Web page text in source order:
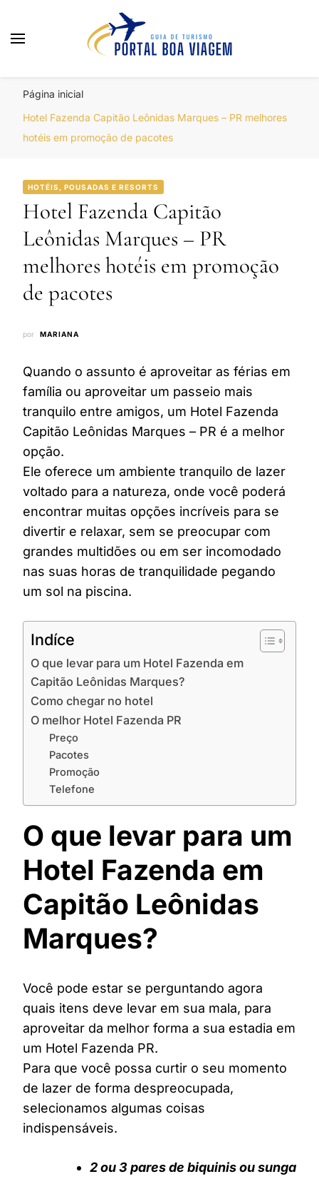
Página inicial
Hotel Fazenda Capitão Leônidas Marques – PR melhores
hotéis em promoção de pacotes
HOTÉIS, POUSADAS E RESORTS
Hotel Fazenda Capitão
Leônidas Marques – PR
melhores hotéis em promoção
de pacotes
por MARIANA
Quando o assunto é aproveitar as férias em
família ou aproveitar um passeio mais
tranquilo entre amigos, um Hotel Fazenda
Capitão Leônidas Marques – PR é a melhor
opção.
Ele oferece um ambiente tranquilo de lazer
voltado para a natureza, onde você poderá
encontrar muitas opções incríveis para se
divertir e relaxar, sem se preocupar com
grandes multidões ou em ser incomodado
nas suas horas de tranquilidade pegando
um sol na piscina.
Indíce
O que levar para um Hotel Fazenda em
Capitão Leônidas Marques?
Como chegar no hotel
O melhor Hotel Fazenda PR
Preço
Pacotes
Promoção
Telefone
O que levar para um
Hotel Fazenda em
Capitão Leônidas
Marques?
Você pode estar se perguntando agora
quais itens deve levar em sua mala, para
aproveitar da melhor forma a sua estadia em
um Hotel Fazenda PR.
Para que você possa curtir o seu momento
de lazer de forma despreocupada,
selecionamos algumas coisas
indispensáveis.
2 ou 3 pares de biquinis ou sunga